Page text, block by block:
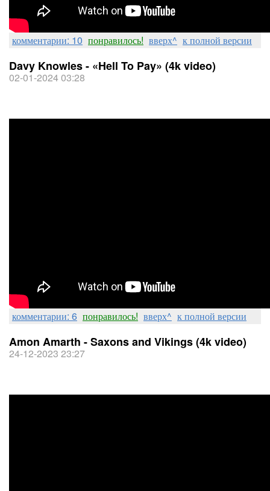
комментарии: 10 понравилось! вверх^ к полной версии
Davy Knowles - «Hell To Pay» (4k video)
02-01-2024 03:28
комментарии: 6 понравилось! вверх^ к полной версии
Amon Amarth - Saxons and Vikings (4k video)
24-12-2023 23:27